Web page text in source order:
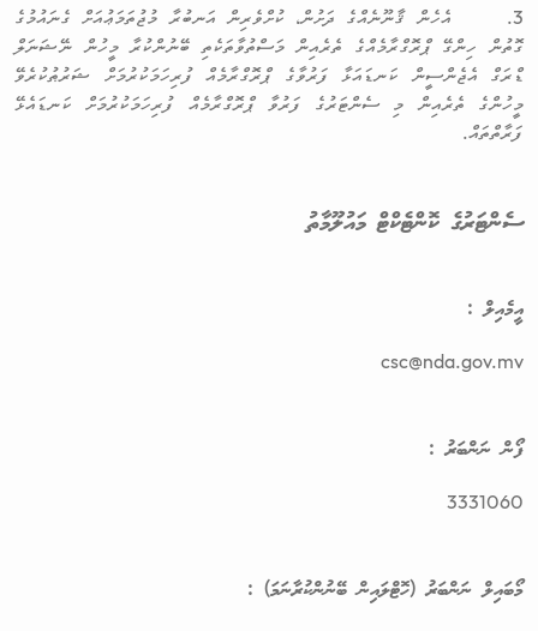
3. އެހެން ޤާނޫނެއްގެ ދަށުން، ކުށްވެރިން އަނބުރާ މުޖުތަމަޢުއަށް ގެނައުމުގެ
ގޮތުން ހިންގޭ ޕްރޮގްރާމެއްގެ ތެރެއިން މަސްތުވާތަކެތި ބޭނުންކުރާ މީހުން ނޭޝަނަލް
ޑްރަގް އެޖެންސީން ކަނޑައަޅާ ފަރުވާގެ ޕްރޮގްރާމެއް ފުރިހަމަކުރުމަށް ޝަރުޠުކުރެވޭ
މީހުންގެ ތެރެއިން މި ސެންޓަރުގެ ފަރުވާ ޕްރޮގްރާމެއް ފުރިހަމަކުރުމަށް ކަނޑައެޅޭ
ފަރާތްތައް.
ސެންޓަރުގެ ކޮންޓެކްޓް މައުލޫމާތު
އީމެއިލް :
csc@nda.gov.mv
ފޯން ނަންބަރު :
3331060
މޯބައިލް ނަންބަރު (ހޮޓްލައިން ބޭނުންކުރާނަމަ) :